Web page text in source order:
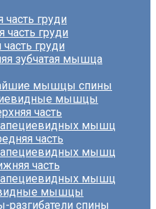
часть груди
часть груди
груди
зубчатая мышца
мышцы спины
мышцы
часть
мышц
часть
мышц
часть
мышц
мышцы
спины